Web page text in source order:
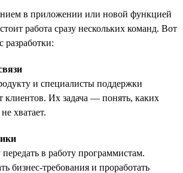
в приложении или новой функцией
работа сразу нескольких команд. Вот
разработки:
и специалисты поддержки
клиентов. Их задача — понять, каких
хватает.
передать в работу программистам.
бизнес-требования и проработать